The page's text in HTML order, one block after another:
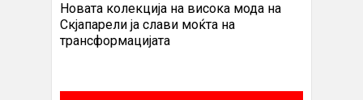
Новата колекција на висока мода на
Скјапарели ја слави моќта на
трансформацијата